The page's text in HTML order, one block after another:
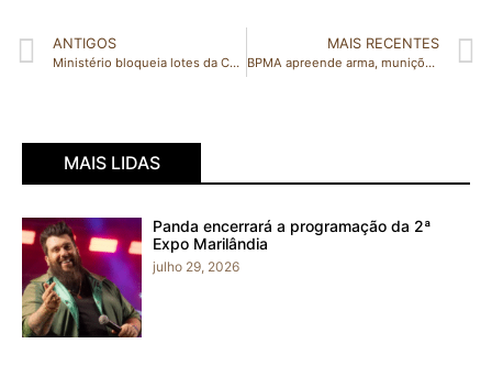
ANTIGOS
Ministério bloqueia lotes da CoronaVac com o uso suspenso pela Anvisa
MAIS RECENTES
BPMA apreende arma, munições e pássaros em Vila Valério
MAIS LIDAS
Panda encerrará a programação da 2ª
Expo Marilândia
julho 29, 2026